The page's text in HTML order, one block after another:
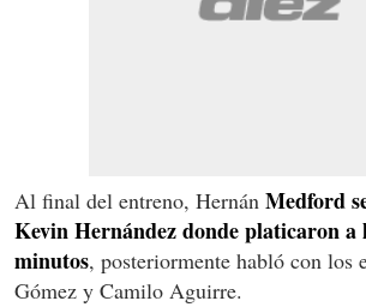
Al final del entreno, Hernán Medford
Kevin Hernández donde platicaron a
minutos, posteriormente habló con los
Gómez y Camilo Aguirre.